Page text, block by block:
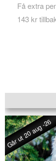
Få extra
143 kr
Går ut 20 aug -26